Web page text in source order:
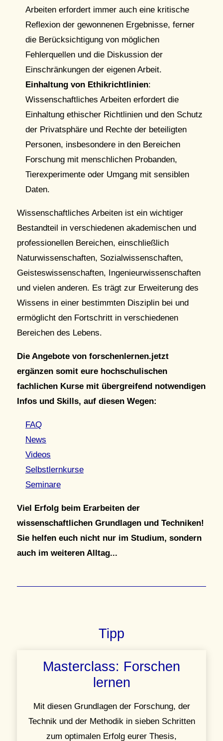
Arbeiten erfordert immer auch eine kritische
Reflexion der gewonnenen Ergebnisse, ferner
die Berücksichtigung von möglichen
Fehlerquellen und die Diskussion der
Einschränkungen der eigenen Arbeit.
Einhaltung von Ethikrichtlinien:
Wissenschaftliches Arbeiten erfordert die
Einhaltung ethischer Richtlinien und den Schutz
der Privatsphäre und Rechte der beteiligten
Personen, insbesondere in den Bereichen
Forschung mit menschlichen Probanden,
Tierexperimente oder Umgang mit sensiblen
Daten.
Wissenschaftliches Arbeiten ist ein wichtiger
Bestandteil in verschiedenen akademischen und
professionellen Bereichen, einschließlich
Naturwissenschaften, Sozialwissenschaften,
Geisteswissenschaften, Ingenieurwissenschaften
und vielen anderen. Es trägt zur Erweiterung des
Wissens in einer bestimmten Disziplin bei und
ermöglicht den Fortschritt in verschiedenen
Bereichen des Lebens.
Die Angebote von forschenlernen.jetzt
ergänzen somit eure hochschulischen
fachlichen Kurse mit übergreifend notwendigen
Infos und Skills, auf diesen Wegen:
FAQ
News
Videos
Selbstlernkurse
Seminare
Viel Erfolg beim Erarbeiten der
wissenschaftlichen Grundlagen und Techniken!
Sie helfen euch nicht nur im Studium, sondern
auch im weiteren Alltag...
Tipp
Masterclass: Forschen
lernen
Mit diesen Grundlagen der Forschung, der
Technik und der Methodik in sieben Schritten
zum optimalen Erfolg eurer Thesis,